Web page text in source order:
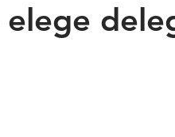
do Trabalho Justiça